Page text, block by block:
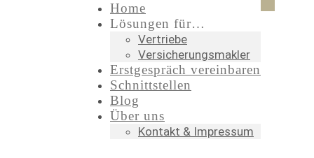
Home
Lösungen für…
Vertriebe
Versicherungsmakler
Erstgespräch vereinbaren
Schnittstellen
Blog
Über uns
Kontakt & Impressum